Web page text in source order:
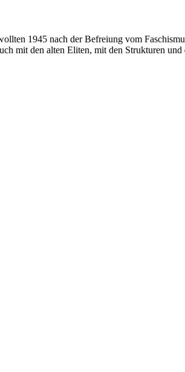
1945 nach der Befreiung vom
mit den alten Eliten, mit den Strukturen und